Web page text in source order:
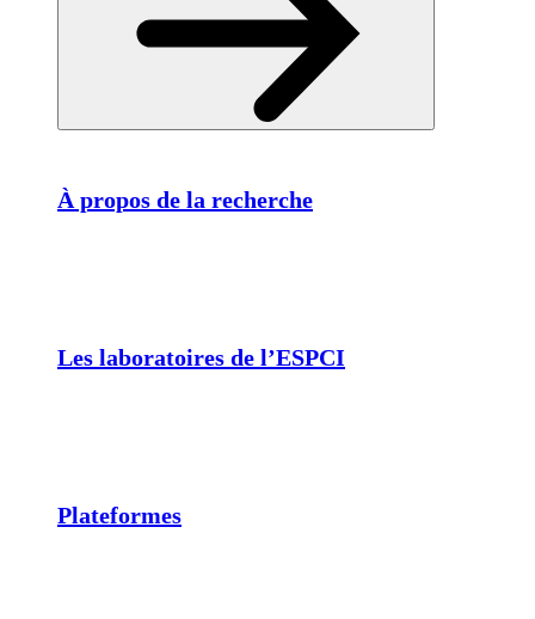
À propos de la recherche
Les laboratoires de l’ESPCI
Plateformes